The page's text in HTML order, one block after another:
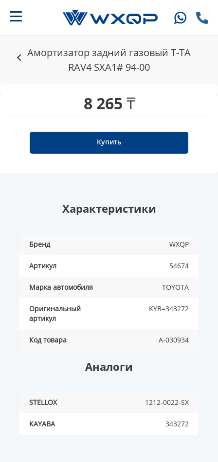
Амортизатор задний газовый T-TA
RAV4 SXA1# 94-00
8 265 ₸
Купить
Характеристики
Бренд WXQP
Артикул 54674
Марка автомобиля TOYOTA
Оригинальный
артикул
KYB=343272
Код товара A-030934
Аналоги
STELLOX 1212-0022-SX
KAYABA 343272